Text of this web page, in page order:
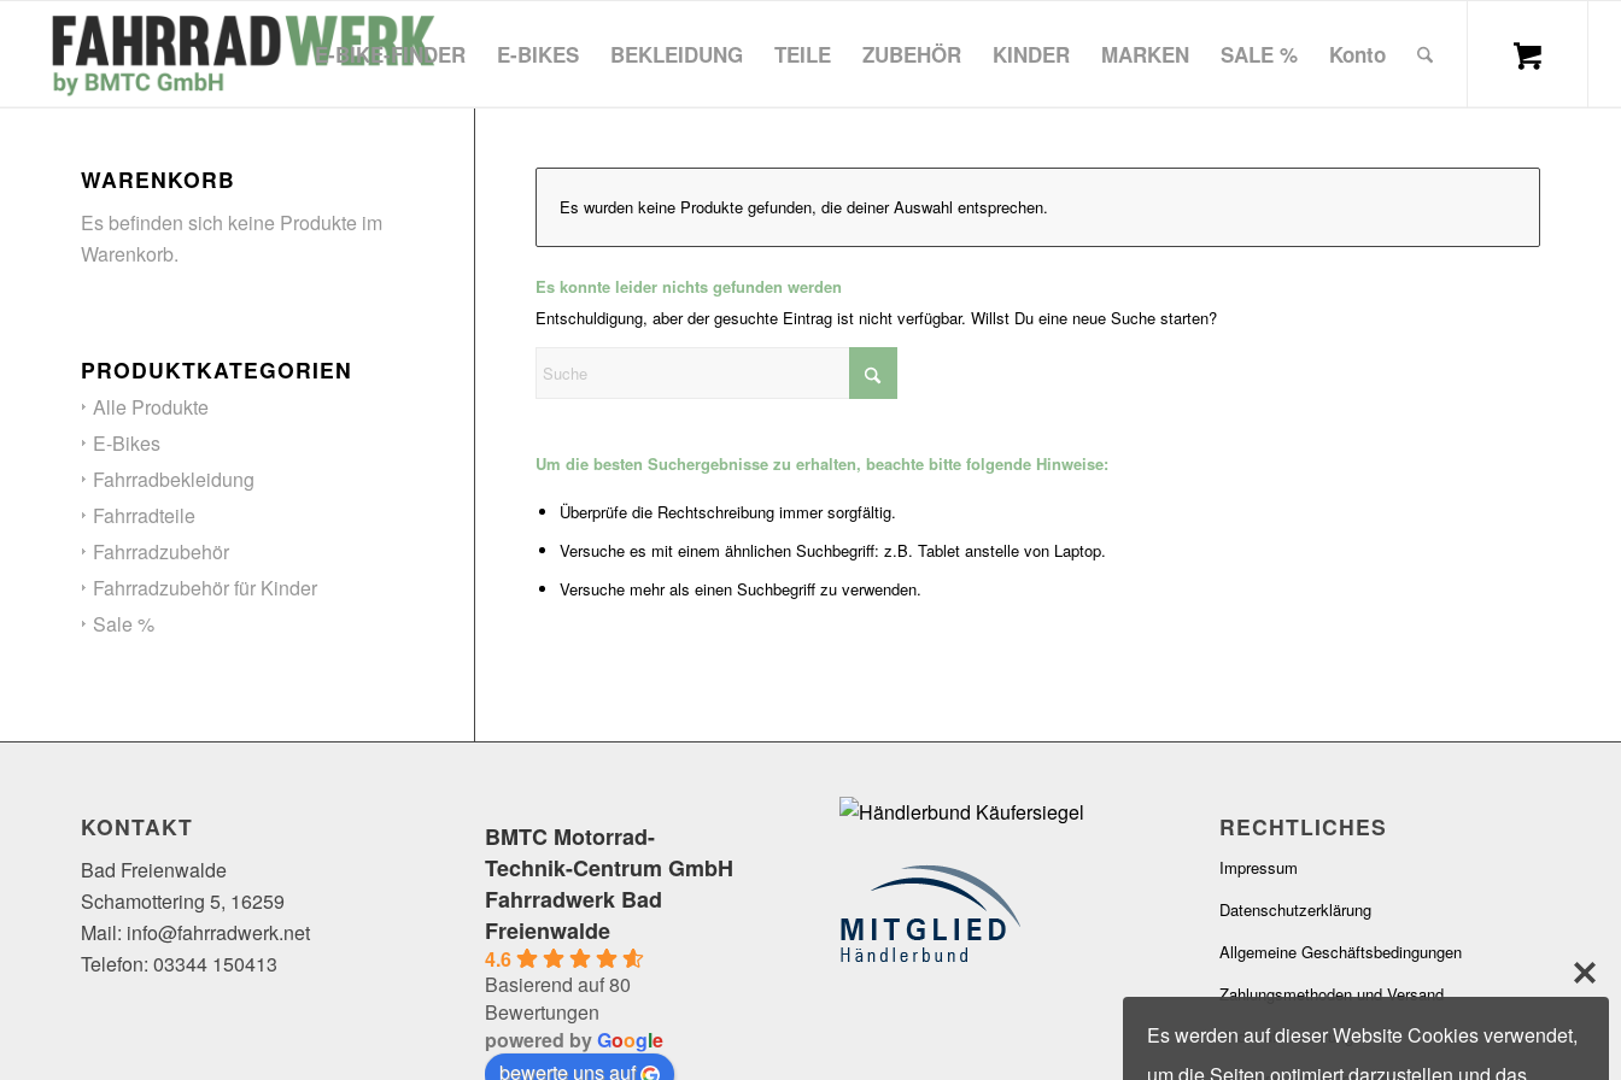
E-BIKE-FINDER E-BIKES BEKLEIDUNG TEILE ZUBEHÖR KINDER MARKEN SALE % Konto
Es wurden keine Produkte gefunden, die deiner Auswahl entsprechen.
Es konnte leider nichts gefunden werden
Entschuldigung, aber der gesuchte Eintrag ist nicht verfügbar. Willst Du eine neue Suche starten?
Um die besten Suchergebnisse zu erhalten, beachte bitte folgende Hinweise:
Überprüfe die Rechtschreibung immer sorgfältig.
Versuche es mit einem ähnlichen Suchbegriff: z.B. Tablet anstelle von Laptop.
Versuche mehr als einen Suchbegriff zu verwenden.
WARENKORB
Es befinden sich keine Produkte im
Warenkorb.
PRODUKTKATEGORIEN
Alle Produkte
E-Bikes
Fahrradbekleidung
Fahrradteile
Fahrradzubehör
Fahrradzubehör für Kinder
Sale %
KONTAKT
Bad Freienwalde
Schamottering 5, 16259
Mail: info@fahrradwerk.net
Telefon: 03344 150413
BMTC Motorrad-
Technik-Centrum GmbH
Fahrradwerk Bad
Freienwalde
4.6
Basierend auf 80
Bewertungen
powered byGoogle
bewerte uns auf
RECHTLICHES
Impressum
Datenschutzerklärung
Allgemeine Geschäftsbedingungen
Zahlungsmethoden und Versand
Widerrufsbelehrung
Es werden auf dieser Website Cookies verwendet,